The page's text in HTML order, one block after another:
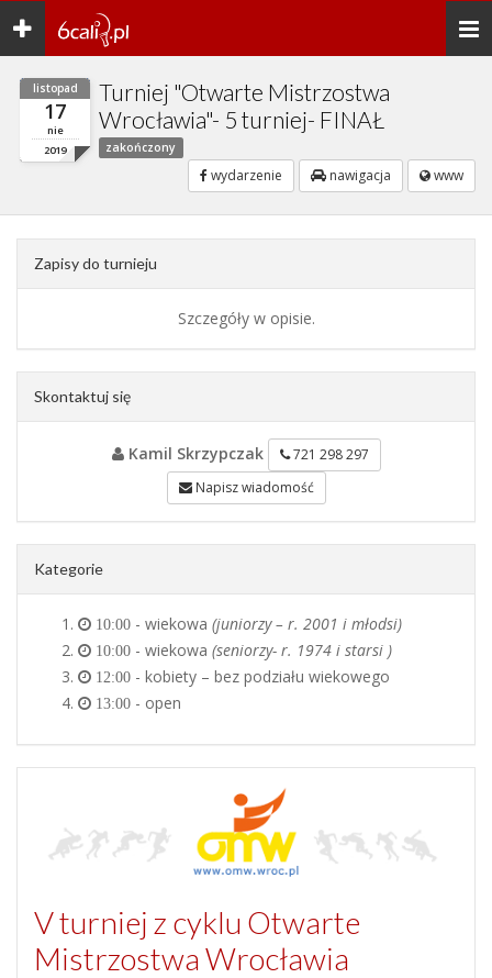
Toggle
navigation
listopad
17
nie
2019
Turniej "Otwarte Mistrzostwa
Wrocławia"- 5 turniej- FINAŁ
zakończony
wydarzenie nawigacja www
Zapisy do turnieju
Szczegóły w opisie.
Skontaktuj się
Kamil Skrzypczak
721 298 297
Napisz wiadomość
Kategorie
10:00 - wiekowa (juniorzy – r. 2001 i młodsi)
10:00 - wiekowa (seniorzy- r. 1974 i starsi )
12:00 - kobiety – bez podziału wiekowego
13:00 - open
V turniej z cyklu Otwarte
Mistrzostwa Wrocławia